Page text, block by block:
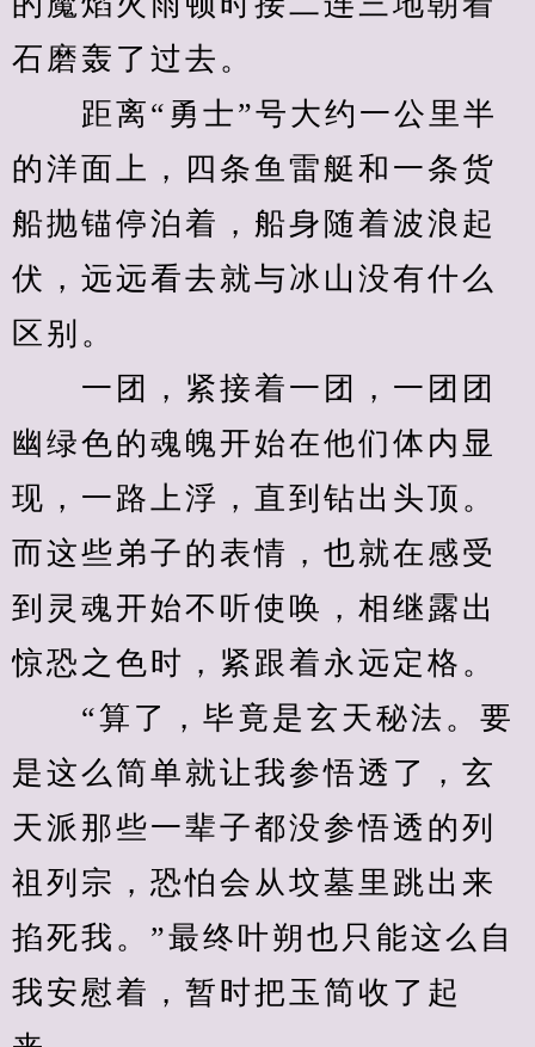
石磨轰了过去。
距离“勇士”号大约一公里半
的洋面上，四条鱼雷艇和一条货
船抛锚停泊着，船身随着波浪起
伏，远远看去就与冰山没有什么
区别。
一团，紧接着一团，一团团
幽绿色的魂魄开始在他们体内显
现，一路上浮，直到钻出头顶。
而这些弟子的表情，也就在感受
到灵魂开始不听使唤，相继露出
惊恐之色时，紧跟着永远定格。
“算了，毕竟是玄天秘法。要
是这么简单就让我参悟透了，玄
天派那些一辈子都没参悟透的列
祖列宗，恐怕会从坟墓里跳出来
掐死我。”最终叶朔也只能这么自
我安慰着，暂时把玉简收了起